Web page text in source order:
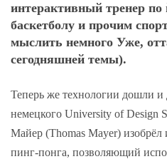
интерактивный тренер по
баскетболу и прочим
мыслить немного Уже,
сегодняшней темы).
Теперь же технологии дошли и
немецкого University of Design
Майер (Thomas Mayer) изобрёл
пинг-понга, позволяющий